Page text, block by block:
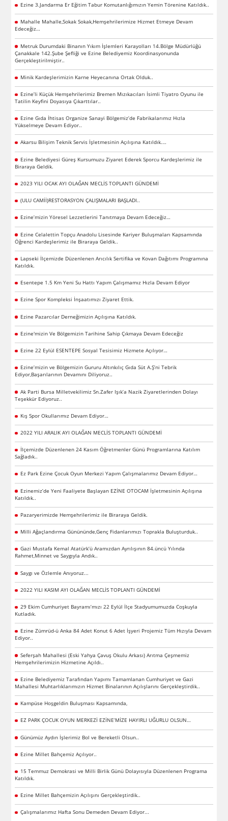
Ezine 3.Jandarma Er Eğitim Tabur Komutanlığımızın Yemin Törenine Katıldık..
Mahalle Mahalle,Sokak Sokak,Hemşehrilerimize Hizmet Etmeye Devam
Edeceğiz…
Metruk Durumdaki Binanın Yıkım İşlemleri Karayolları 14.Bölge Müdürlüğü
Çanakkale 142.Şube Şefliği ve Ezine Belediyemiz Koordinasyonunda
Gerçekleştirilmiştir..
Minik Kardeşlerimizin Karne Heyecanına Ortak Olduk..
Ezine’li Küçük Hemşehrilerimiz Bremen Mızıkacıları İsimli Tiyatro Oyunu ile
Tatilin Keyfini Doyasıya Çıkarttılar..
Ezine Gıda İhtisas Organize Sanayi Bölgemiz’de Fabrikalarımız Hızla
Yükselmeye Devam Ediyor..
Akarsu Bilişim Teknik Servis İşletmesinin Açılışına Katıldık.…
Ezine Belediyesi Güreş Kursumuzu Ziyaret Ederek Sporcu Kardeşlerimiz ile
Biraraya Geldik.
2023 YILI OCAK AYI OLAĞAN MECLİS TOPLANTI GÜNDEMİ
(ULU CAMİİ)RESTORASYON ÇALIŞMALARI BAŞLADI..
Ezine’mizin Yöresel Lezzetlerini Tanıtmaya Devam Edeceğiz…
Ezine Celalettin Topçu Anadolu Lisesinde Kariyer Buluşmaları Kapsamında
Öğrenci Kardeşlerimiz ile Biraraya Geldik..
Lapseki İlçemizde Düzenlenen Arıcılık Sertifika ve Kovan Dağıtımı Programına
Katıldık.
Esentepe 1.5 Km Yeni Su Hattı Yapım Çalışmamız Hızla Devam Ediyor
Ezine Spor Kompleksi İnşaatımızı Ziyaret Ettik.
Ezine Pazarcılar Derneğimizin Açılışına Katıldık.
Ezine'mizin Ve Bölgemizin Tarihine Sahip Çıkmaya Devam Edeceğiz
Ezine 22 Eylül ESENTEPE Sosyal Tesisimiz Hizmete Açılıyor…
Ezine’mizin ve Bölgemizin Gururu Altınkılıç Gıda Süt A.Ş’ni Tebrik
Ediyor,Başarılarının Devamını Diliyoruz..
Ak Parti Bursa Milletvekilimiz Sn.Zafer Işık’a Nazik Ziyaretlerinden Dolayı
Teşekkür Ediyoruz..
Kış Spor Okullarımız Devam Ediyor…
2022 YILI ARALIK AYI OLAĞAN MECLİS TOPLANTI GÜNDEMİ
İlçemizde Düzenlenen 24 Kasım Öğretmenler Günü Programlarına Katılım
Sağladık..
Ez Park Ezine Çocuk Oyun Merkezi Yapım Çalışmalarımız Devam Ediyor…
Ezinemiz’de Yeni Faaliyete Başlayan EZİNE OTOCAM İşletmesinin Açılışına
Katıldık..
Pazaryerimizde Hemşehrilerimiz ile Biraraya Geldik.
Milli Ağaçlandırma Günününde,Genç Fidanlarımızı Toprakla Buluşturduk..
Gazi Mustafa Kemal Atatürk’ü Aramızdan Ayrılışının 84.üncü Yılında
Rahmet,Minnet ve Saygıyla Andık..
Saygı ve Özlemle Anıyoruz...
2022 YILI KASIM AYI OLAĞAN MECLİS TOPLANTI GÜNDEMİ
29 Ekim Cumhuriyet Bayramı’mızı 22 Eylül İlçe Stadyumumuzda Coşkuyla
Kutladık.
Ezine Zümrüd-ü Anka 84 Adet Konut 6 Adet İşyeri Projemiz Tüm Hızıyla Devam
Ediyor..
Seferşah Mahallesi (Eski Yahya Çavuş Okulu Arkası) Arıtma Çeşmemiz
Hemşehrilerimizin Hizmetine Açıldı..
Ezine Belediyemiz Tarafından Yapımı Tamamlanan Cumhuriyet ve Gazi
Mahallesi Muhtarlıklarımızın Hizmet Binalarının Açılışlarını Gerçekleştirdik..
Kampüse Hoşgeldin Buluşması Kapsamında,
EZ PARK ÇOCUK OYUN MERKEZİ EZİNE’MİZE HAYIRLI UĞURLU OLSUN…
Günümüz Aydın İşlerimiz Bol ve Bereketli Olsun..
Ezine Millet Bahçemiz Açılıyor..
15 Temmuz Demokrasi ve Milli Birlik Günü Dolayısıyla Düzenlenen Programa
Katıldık.
Ezine Millet Bahçemizin Açılışını Gerçekleştirdik..
Çalışmalarımız Hafta Sonu Demeden Devam Ediyor...